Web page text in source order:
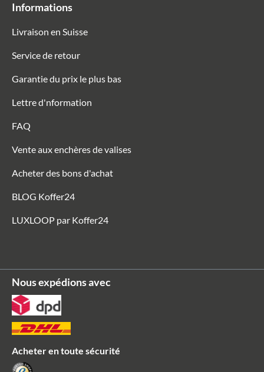
Informations
Livraison en Suisse
Service de retour
Garantie du prix le plus bas
Lettre d'nformation
FAQ
Vente aux enchères de valises
Acheter des bons d'achat
BLOG Koffer24
LUXLOOP par Koffer24
Nous expédions avec
Acheter en toute sécurité